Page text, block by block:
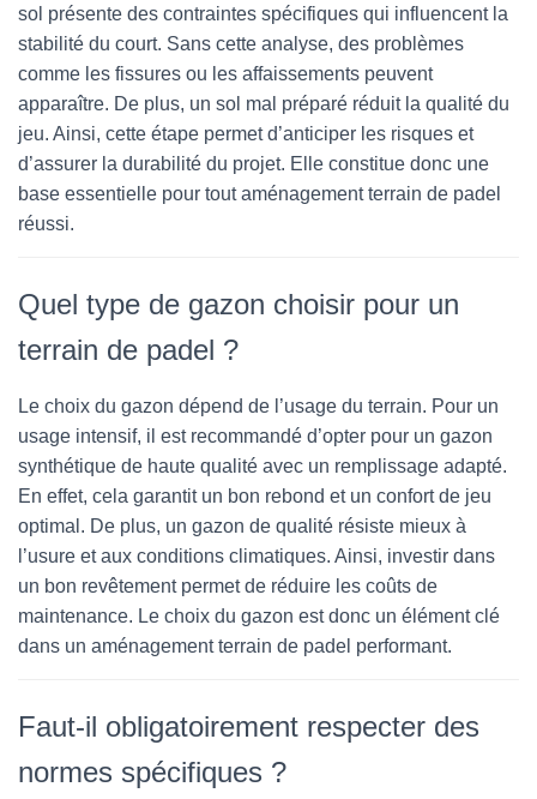
sol présente des contraintes spécifiques qui influencent la
stabilité du court. Sans cette analyse, des problèmes
comme les fissures ou les affaissements peuvent
apparaître. De plus, un sol mal préparé réduit la qualité du
jeu. Ainsi, cette étape permet d’anticiper les risques et
d’assurer la durabilité du projet. Elle constitue donc une
base essentielle pour tout aménagement terrain de padel
réussi.
Quel type de gazon choisir pour un
terrain de padel ?
Le choix du gazon dépend de l’usage du terrain. Pour un
usage intensif, il est recommandé d’opter pour un gazon
synthétique de haute qualité avec un remplissage adapté.
En effet, cela garantit un bon rebond et un confort de jeu
optimal. De plus, un gazon de qualité résiste mieux à
l’usure et aux conditions climatiques. Ainsi, investir dans
un bon revêtement permet de réduire les coûts de
maintenance. Le choix du gazon est donc un élément clé
dans un aménagement terrain de padel performant.
Faut-il obligatoirement respecter des
normes spécifiques ?